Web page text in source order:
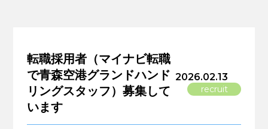
転職採用者（マイナビ転職
で青森空港グランドハンド
リングスタッフ）募集して
います
2026.02.13
recruit